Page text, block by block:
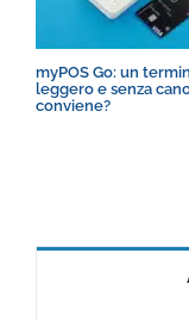
myPOS Go: un
leggero e senza
conviene?